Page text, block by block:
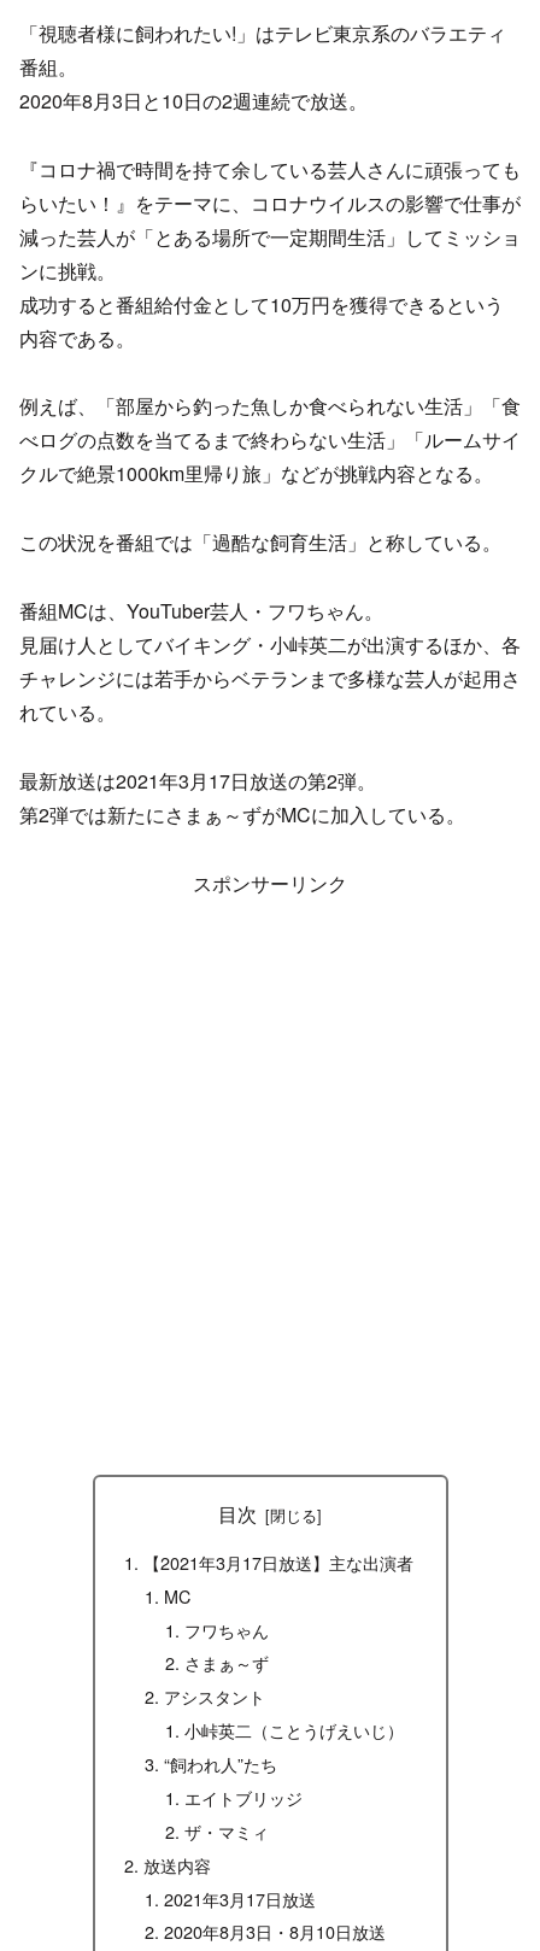
「視聴者様に飼われたい!」はテレビ東京系のバラエティ
番組。
2020年8月3日と10日の2週連続で放送。
『コロナ禍で時間を持て余している芸人さんに頑張っても
らいたい！』をテーマに、コロナウイルスの影響で仕事が
減った芸人が「とある場所で一定期間生活」してミッショ
ンに挑戦。
成功すると番組給付金として10万円を獲得できるという
内容である。
例えば、「部屋から釣った魚しか食べられない生活」「食
べログの点数を当てるまで終わらない生活」「ルームサイ
クルで絶景1000km里帰り旅」などが挑戦内容となる。
この状況を番組では「過酷な飼育生活」と称している。
番組MCは、YouTuber芸人・フワちゃん。
見届け人としてバイキング・小峠英二が出演するほか、各
チャレンジには若手からベテランまで多様な芸人が起用さ
れている。
最新放送は2021年3月17日放送の第2弾。
第2弾では新たにさまぁ～ずがMCに加入している。
スポンサーリンク
目次
【2021年3月17日放送】主な出演者
MC
フワちゃん
さまぁ～ず
アシスタント
小峠英二（ことうげえいじ）
“飼われ人”たち
エイトブリッジ
ザ・マミィ
放送内容
2021年3月17日放送
2020年8月3日・8月10日放送